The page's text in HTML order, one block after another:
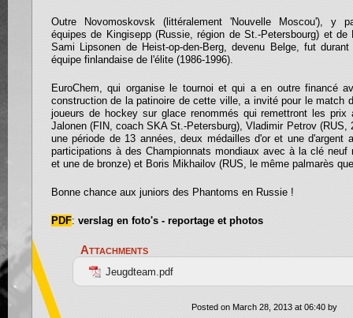
Outre Novomoskovsk (littéralement 'Nouvelle Moscou'), y
équipes de Kingisepp (Russie, région de St.-Petersbourg) et de
Sami Lipsonen de Heist-op-den-Berg, devenu Belge, fut
équipe finlandaise de l'élite (1986-1996).
EuroChem, qui organise le tournoi et qui a en outre financé
construction de la patinoire de cette ville, a invité pour le match
joueurs de hockey sur glace renommés qui remettront les
Jalonen (FIN, coach SKA St.-Petersburg), Vladimir Petrov (RUS,
une période de 13 années, deux médailles d'or et une d'argent
participations à des Championnats mondiaux avec à la clé neuf
et une de bronze) et Boris Mikhailov (RUS, le même palmarès
Bonne chance aux juniors des Phantoms en Russie !
PDF: verslag en foto's - reportage et photos
Attachments
Jeugdteam.pdf
Posted on March 28, 2013 at 06:40 by